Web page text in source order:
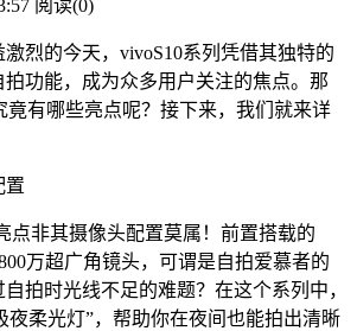
阅读(0)
烈的今天，vivoS10系列凭借其独特的
功能，成为众多用户关注的焦点。那
竟有哪些亮点呢？接下来，我们就来详
置
点非其摄像头配置莫属！前置搭载的
万超广角镜头，可谓是自拍爱慕者的
拍时光线不足的难题？在这个系列中，
夜柔光灯”，帮助你在夜间也能拍出清晰